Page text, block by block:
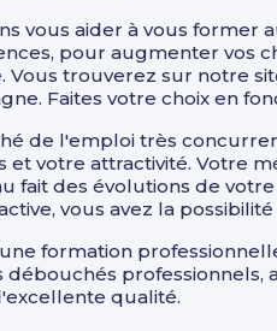
vous aider à vous former
pour augmenter vos
Vous trouverez sur notre
Faites votre choix en
de l'emploi très
et votre attractivité. Votre
fait des évolutions de
vous avez la
formation
professionnels,
qualité.